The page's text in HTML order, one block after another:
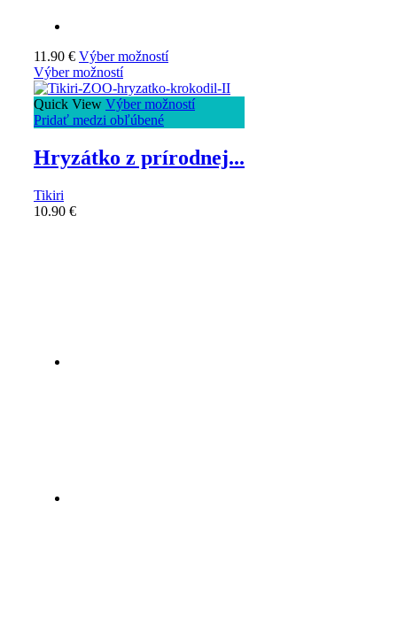
11.90 € Výber možností
Výber možností
Quick View Výber možností
Pridať medzi obľúbené
Hryzátko z prírodnej...
Tikiri
10.90 €